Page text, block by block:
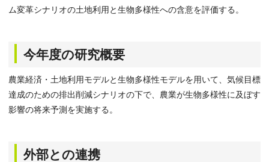
ム変革シナリオの土地利用と生物多様性への含意を評価する。
今年度の研究概要
農業経済・土地利用モデルと生物多様性モデルを用いて、気候目標
達成のための排出削減シナリオの下で、農業が生物多様性に及ぼす
影響の将来予測を実施する。
外部との連携